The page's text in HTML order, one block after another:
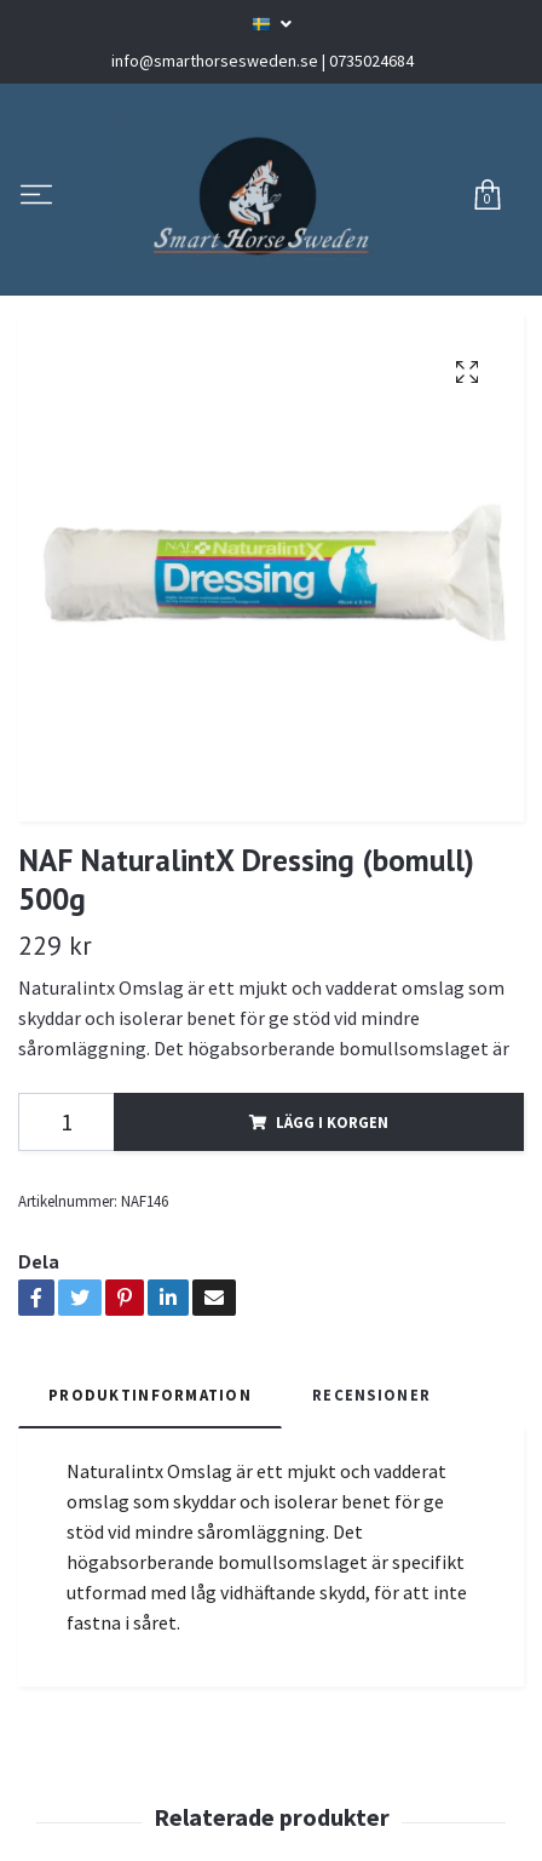
info@smarthorsesweden.se | 0735024684
0
NAF NaturalintX Dressing (bomull)
500g
229 kr
Naturalintx Omslag är ett mjukt och vadderat omslag som
skyddar och isolerar benet för ge stöd vid mindre
såromläggning. Det högabsorberande bomullsomslaget är
LÄGG I KORGEN
Artikelnummer: NAF146
Dela
PRODUKTINFORMATION RECENSIONER
Naturalintx Omslag är ett mjukt och vadderat
omslag som skyddar och isolerar benet för ge
stöd vid mindre såromläggning. Det
högabsorberande bomullsomslaget är specifikt
utformad med låg vidhäftande skydd, för att inte
fastna i såret.